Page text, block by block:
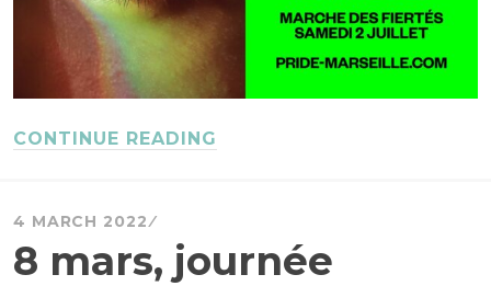
CONTINUE READING
4 MARCH 2022
8 mars, journée